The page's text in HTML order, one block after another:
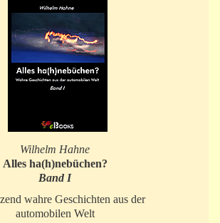
Wilhelm Hahne
Alles ha(h)nebüchen?
Band I
wahre Geschichten aus der
automobilen Welt